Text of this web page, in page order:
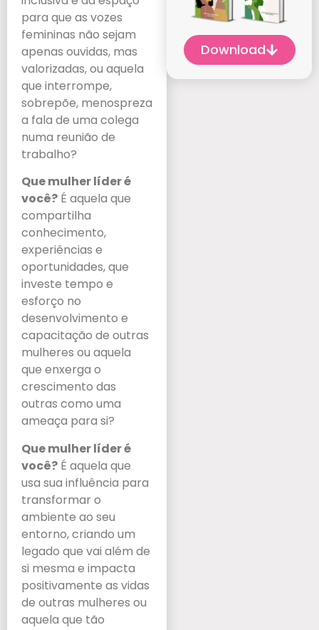
para que as vozes
femininas não sejam
apenas ouvidas, mas
valorizadas, ou aquela
que interrompe,
sobrepõe, menospreza
a fala de uma colega
numa reunião de
trabalho?
Que mulher líder é
você? É aquela que
compartilha
conhecimento,
experiências e
oportunidades, que
investe tempo e
esforço no
desenvolvimento e
capacitação de outras
mulheres ou aquela
que enxerga o
crescimento das
outras como uma
ameaça para si?
Que mulher líder é
você? É aquela que
usa sua influência para
transformar o
ambiente ao seu
entorno, criando um
legado que vai além de
si mesma e impacta
positivamente as vidas
de outras mulheres ou
aquela que tão
Download